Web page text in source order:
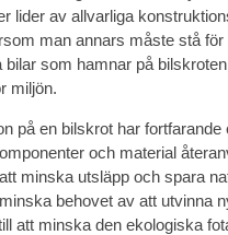
lider av allvarliga
man annars måste stå
som hamnar på
miljön.
på en bilskrot har fortfarande
och material
minska utsläpp och spara
behovet av att utvinna
att minska den ekologiska